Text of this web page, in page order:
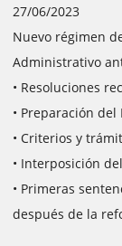
27/06/2023
Nuevo régimen
Administrativo
• Resoluciones
• Preparación
• Criterios y
• Interposición
• Primeras
después de la